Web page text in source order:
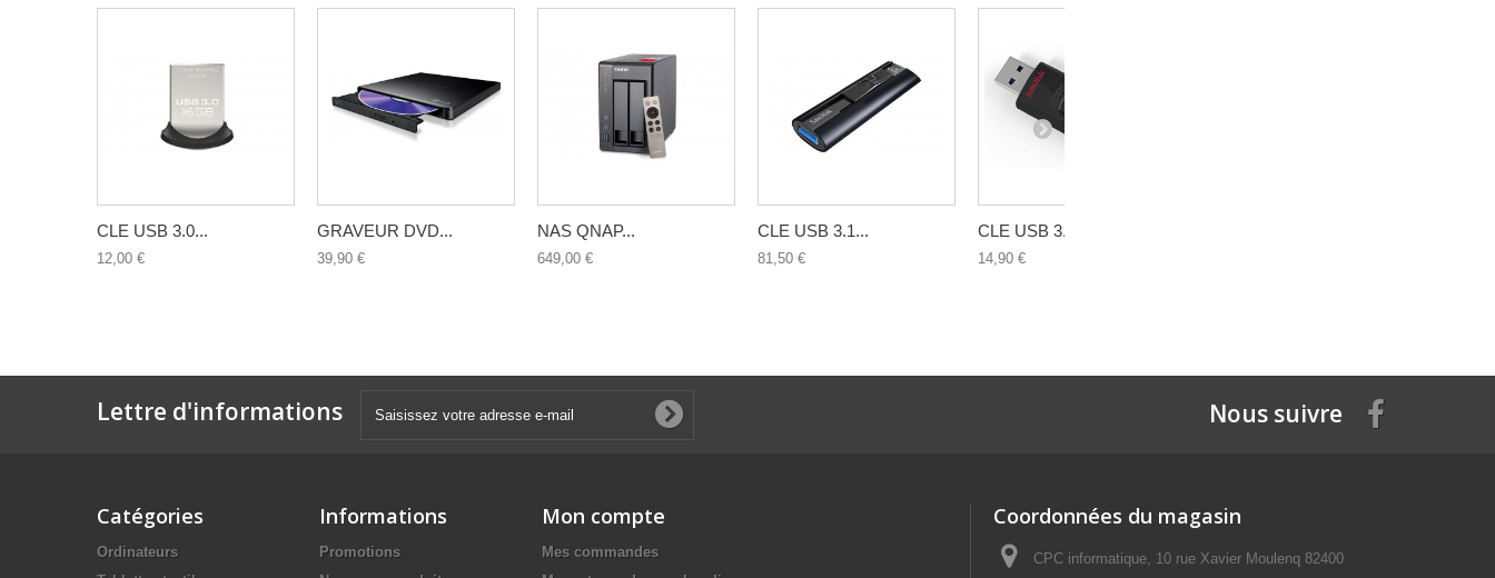
CLE USB 3.0...
12,00 €
GRAVEUR DVD...
39,90 €
NAS QNAP...
649,00 €
CLE USB 3.1...
81,50 €
CLE USB 3.0...
14,90 €
Lettre d'informations Nous suivre
Catégories
Ordinateurs
Informations
Promotions
Mon compte
Mes commandes
Coordonnées du magasin
CPC informatique, 10 rue Xavier Moulenq 82400